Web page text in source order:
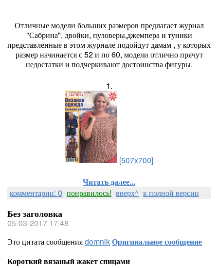
Отличные модели больших размеров предлагает журнал
"Сабрина", двойки, пуловеры,джемпера и туники
представленные в этом журнале подойдут дамам , у которых
размер начинается с 52 и по 60, модели отлично прячут
недостатки и подчеркивают достоинства фигуры.
1.
[507x700]
Читать далее...
комментарии: 0 понравилось! вверх^ к полной версии
Без заголовка
05-03-2017 17:48
Это цитата сообщенияdomnikОригинальное сообщение
Короткий вязаный жакет спицами